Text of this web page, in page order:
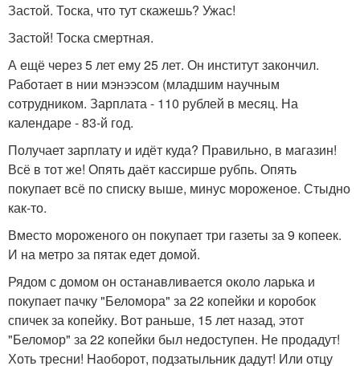
Застой. Тоска, что тут скажешь? Ужас!
Застой! Тоска смертная.
А ещё через 5 лет ему 25 лет. Он институт закончил.
Работает в нии мэнээсом (младшим научным
сотрудником. Зарплата - 110 рублей в месяц. На
календаре - 83-й год.
Получает зарплату и идёт куда? Правильно, в магазин!
Всё в тот же! Опять даёт кассирше рубпь. Опять
покупает всё по списку выше, минус мороженое. Стыдно
как-то.
Вместо мороженого он покупает три газеты за 9 копеек.
И на метро за пятак едет домой.
Рядом с домом он останавливается около ларька и
покупает пачку "Беломора" за 22 копейки и коробок
спичек за копейку. Вот раньше, 15 лет назад, этот
"Беломор" за 22 копейки был недоступен. Не продадут!
Хоть тресни! Hаоборот, подзатыльник дадут! Или отцу